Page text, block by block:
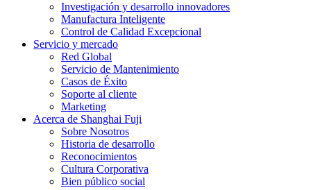
Investigación y desarrollo innovadores
Manufactura Inteligente
Control de Calidad Excepcional
Servicio y mercado
Red Global
Servicio de Mantenimiento
Casos de Éxito
Soporte al cliente
Marketing
Acerca de Shanghai Fuji
Sobre Nosotros
Historia de desarrollo
Reconocimientos
Cultura Corporativa
Bien público social